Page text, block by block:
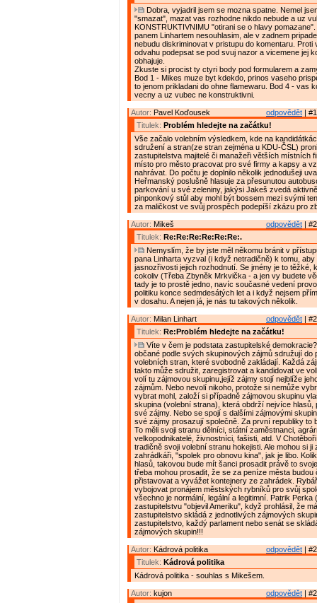
Dobra, vyjadril jsem se mozna spatne. Nemel
"smazat", mazat vas rozhodne nikdo nebude a uz
KONSTRUKTIVNIMU "otirani se o hlavy
panem Linhartem nesouhlasim, ale v zadnem
nebudu diskriminovat v pristupu do komentaru. Proti
odvahu podepsat se pod svuj nazor a vicemene jej
obhajuje.
Zkuste si procist ty ctyri body pod formularem a
Bod 1 - Mikes muze byt kdekdo, prinos vaseho
to jenom prikladani do ohne flamewaru. Bod 4 - vas
vecny a uz vubec ne konstruktivni.
odpovědět |
Autor: Pavel Koďousek
Titulek: Problém hledejte na začátku!
Vše začalo volebním výsledkem, kde na
sdružení a stran(ze stran zejména u KDU-ČSL)
zastupitelstva majitelé či manažeři větších místních
místo pro město pracovat pro své firmy a kapsy a
nahrávat. Do počtu je doplnilo několik jednodušeji
Heřmanský poslušně hlasuje za přesunutou
parkování u své zeleniny, jakýsi Jakeš zvedá
pinponkový stůl aby mohl být bossem mezi svými
za maličkost ve svůj prospěch podepíší zkázu pro
odpovědět |
Autor: Mikeš
Titulek: Re:Re:Re:Re:Re:Re:.
Nemyslím, že by jste měl někomu bránit v
pana Linharta vyzval (i když netradičně) k tomu, aby
jasnozřivosti jejich rozhodnutí. Se jmény je to těžké,
cokoliv (Třeba Zbyněk Mrkvička - a jen vy budete
tady je to prostě jedno, navíc současné vedení
politiku konce sedmdesátých let a i když nejsem
v dosahu. A nejen já, je nás tu takových několik.
odpovědět |
Autor: Milan Linhart
Titulek: Re:Problém hledejte na začátku!
Víte v čem je podstata zastupitelské
občané podle svých skupinových zájmů sdružují do
volebních stran, které svobodně zakládají. Každá
takto může sdružit, zaregistrovat a kandidovat ve
volí tu zájmovou skupinu,jejíž zájmy stojí nejblíže
zájmům. Nebo nevolí nikoho, protože si nemůže
vybrat mohl, založí si případně zájmovou skupinu
skupina (volební strana), která obdrží nejvíce hlasů,
své zájmy. Nebo se spojí s dalšími zájmovými
své zájmy prosazují společně. Za první republiky to
To měli svoji stranu dělníci, státní zaměstnanci,
velkopodnikatelé, živnostníci, fašisti, atd. V
tradičně svoji volební stranu hokejisti. Ale mohou si ji
zahrádkáři, "spolek pro obnovu kina", jak je libo.
hlasů, takovou bude mít šanci prosadit právě to
třeba mohou prosadit, že se za peníze města budou
přistavovat a vyvážet kontejnery ze zahrádek.
vybojovat pronájem městských rybníků pro svůj
všechno je normální, legální a legitimní. Patrik Perka
zastupitelstvu "objevil Ameriku", když prohlásil, že
zastupitelstvo skládá z jednotlivých zájmových
zastupitelstvo, každý parlament nebo senát se
zájmových skupin!!!
odpovědět |
Autor: Kádrová politika
Titulek: Kádrová politika
Kádrová politika - souhlas s Mikešem.
odpovědět |
Autor: kujon